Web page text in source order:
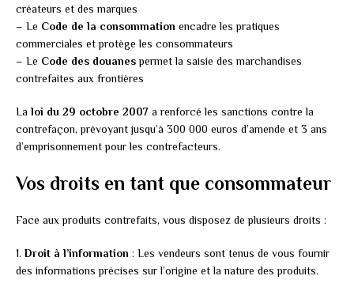
créateurs et des marques
– Le Code de la consommation encadre les pratiques
commerciales et protège les consommateurs
– Le Code des douanespermet la saisie des marchandises
contrefaites aux frontières
La loi du 29 octobre 2007 a renforcé les sanctions contre la
contrefaçon, prévoyant jusqu’à 300 000 euros d’amende et 3 ans
d’emprisonnement pour les contrefacteurs.
Vos droits en tant que consommateur
Face aux produits contrefaits, vous disposez de plusieurs droits :
1. Droit à l’information : Les vendeurs sont tenus de vous fournir
des informations précises sur l’origine et la nature des produits.